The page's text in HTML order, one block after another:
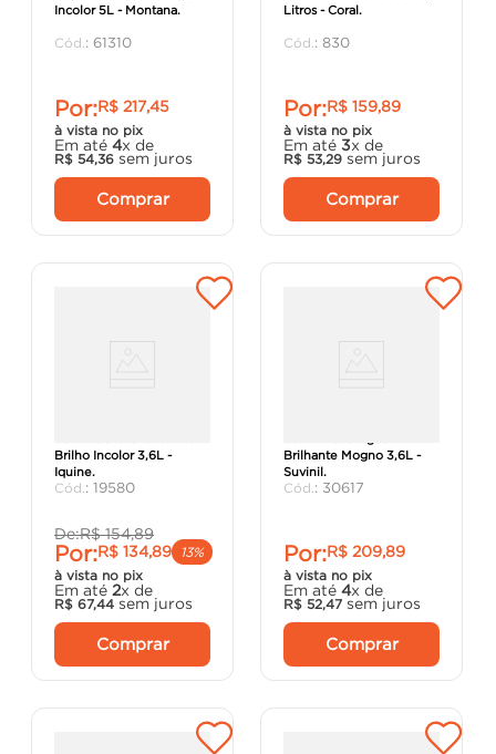
Incolor 5L - Montana.
: 61310
Por:R$ 217,45
à vista no pix
Em até 4x de
R$ 54,36 sem juros
Comprar
Litros - Coral.
: 830
Por:R$ 159,89
à vista no pix
Em até 3x de
R$ 53,29 sem juros
Comprar
Brilho Incolor 3,6L -
Iquine.
: 19580
De:R$ 154,89
Por:R$ 134,89
13%
à vista no pix
Em até 2x de
R$ 67,44 sem juros
Comprar
Brilhante Mogno 3,6L -
Suvinil.
: 30617
Por:R$ 209,89
à vista no pix
Em até 4x de
R$ 52,47 sem juros
Comprar